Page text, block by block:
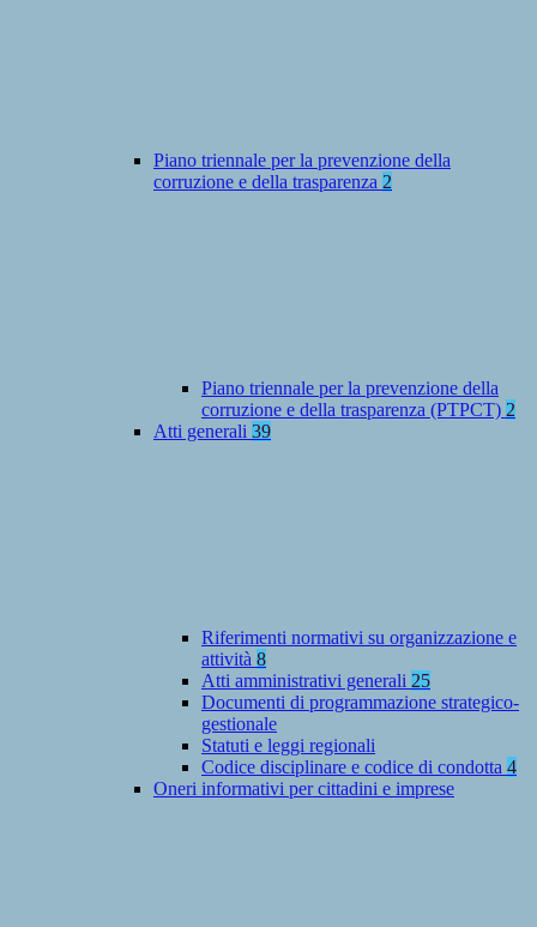
Piano triennale per la prevenzione della
corruzione e della trasparenza 2
Piano triennale per la prevenzione della
corruzione e della trasparenza (PTPCT) 2
Atti generali 39
Riferimenti normativi su organizzazione e
attività 8
Atti amministrativi generali 25
Documenti di programmazione strategico-
gestionale
Statuti e leggi regionali
Codice disciplinare e codice di condotta 4
Oneri informativi per cittadini e imprese